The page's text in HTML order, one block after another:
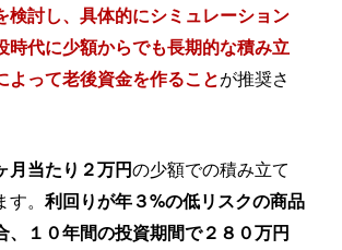
検討し、具体的にシミュレーション
時代に少額からでも長期的な積み立
よって老後資金を作ることが推奨さ
月当たり２万円の少額での積み立て
す。利回りが年３%の低リスクの商品
、１０年間の投資期間で２８０万円